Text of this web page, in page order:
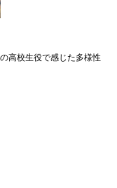
高校生役で感じた多様性